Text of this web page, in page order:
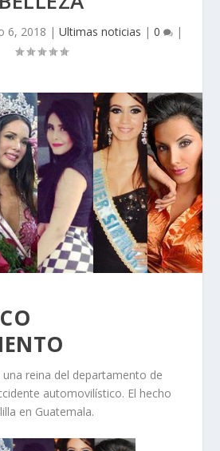
6, 2018 | Ultimas noticias | 0 |
reina del departamento de
automovilístico. El hecho
en Guatemala.